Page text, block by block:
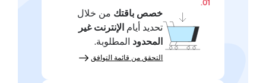
خصص باقتكمن خلال
تحديد أيامالإنترنت غير
المحدودالمطلوبة.
التحقق من قائمة التوافق